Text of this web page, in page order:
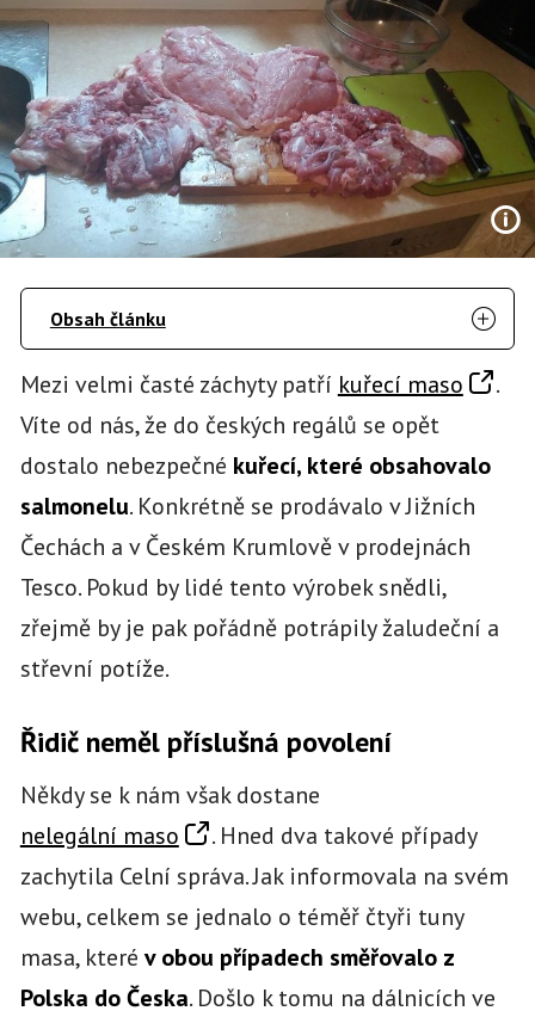
Obsah článku
Mezi velmi časté záchyty patří kuřecí maso
.
Víte od nás, že do českých regálů se opět
dostalo nebezpečné kuřecí, které obsahovalo
salmonelu. Konkrétně se prodávalo v Jižních
Čechách a v Českém Krumlově v prodejnách
Tesco. Pokud by lidé tento výrobek snědli,
zřejmě by je pak pořádně potrápily žaludeční a
střevní potíže.
Řidič neměl příslušná povolení
Někdy se k nám však dostane
nelegální maso
. Hned dva takové případy
zachytila Celní správa. Jak informovala na svém
webu, celkem se jednalo o téměř čtyři tuny
masa, které v obou případech směřovalo z
Polska do Česka. Došlo k tomu na dálnicích ve